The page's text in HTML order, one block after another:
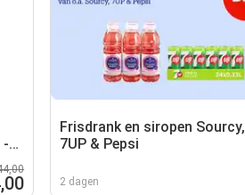
-
Frisdrank en siropen Sourcy,
7UP & Pepsi
2 dagen